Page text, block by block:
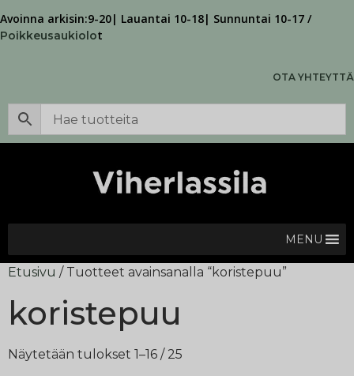
Avoinna arkisin:9-20| Lauantai 10-18| Sunnuntai 10-17 /
Poikkeusaukiolot
OTA YHTEYTTÄ
MENU
Etusivu / Tuotteet avainsanalla “koristepuu”
koristepuu
Näytetään tulokset 1–16 / 25